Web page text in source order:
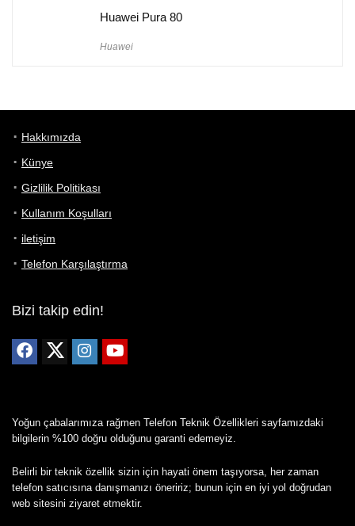
Huawei Pura 80
Huawei
Hakkımızda
Künye
Gizlilik Politikası
Kullanım Koşulları
iletişim
Telefon Karşılaştırma
Bizi takip edin!
Yoğun çabalarımıza rağmen Telefon Teknik Özellikleri sayfamızdaki
bilgilerin %100 doğru olduğunu garanti edemeyiz.
Belirli bir teknik özellik sizin için hayati önem taşıyorsa, her zaman
telefon satıcısına danışmanızı öneririz; bunun için en iyi yol doğrudan
web sitesini ziyaret etmektir.